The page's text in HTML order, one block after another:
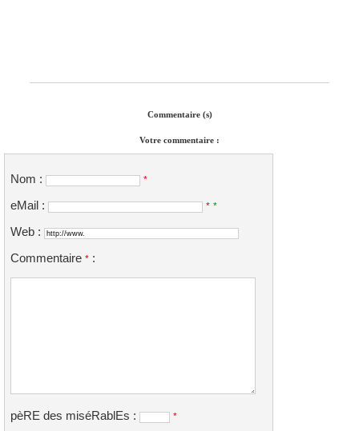
Commentaire (s)
Votre commentaire :
Nom : *
eMail : * *
Web :
Commentaire * :
pèRE des miséRablEs : *